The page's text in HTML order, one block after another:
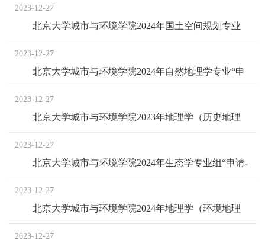
2023-12-27
北京大学城市与环境学院2024年国土空间规划专业
“申请-考核”制、硕博连读博士研究生复试成绩
2023-12-27
北京大学城市与环境学院2024年自然地理学专业“申
请-考核”制、硕博连读博士研究生复试成绩
2023-12-27
北京大学城市与环境学院2023年地理学（历史地理
学）专业“申请-考核制”博士研究生招生复试成绩
2023-12-27
北京大学城市与环境学院2024年生态学专业组“申请-
考核”制、硕博连读博士研究生复试成绩
2023-12-27
北京大学城市与环境学院2024年地理学（环境地理
学）专业“申请-考核”制、硕博连读博士研究生复试
2023-12-27